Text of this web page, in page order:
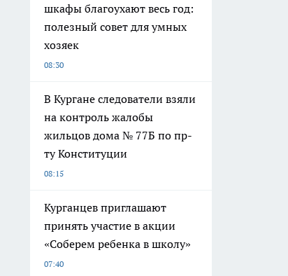
шкафы благоухают весь год:
полезный совет для умных
хозяек
08:30
В Кургане следователи взяли
на контроль жалобы
жильцов дома № 77Б по пр-
ту Конституции
08:15
Курганцев приглашают
принять участие в акции
«Соберем ребенка в школу»
07:40